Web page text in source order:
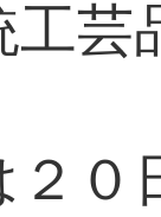
芸
０